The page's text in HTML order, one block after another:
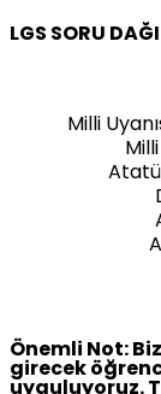
LGS SORU
Milli
Önemli Not:
girecek
uyguluyoruz.